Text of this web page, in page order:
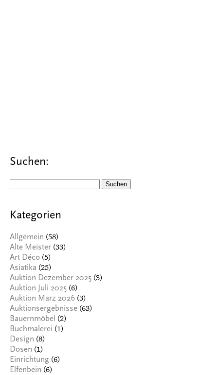
Suchen:
Kategorien
Allgemein (58)
Alte Meister (33)
Art Déco (5)
Asiatika (25)
Auktion Dezember 2025 (3)
Auktion Juli 2025 (6)
Auktion März 2026 (3)
Auktionsergebnisse (63)
Bauernmöbel (2)
Buchmalerei (1)
Design (8)
Dosen (1)
Einrichtung (6)
Elfenbein (6)